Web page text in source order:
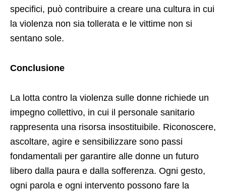
specifici, può contribuire a creare una cultura in cui
la violenza non sia tollerata e le vittime non si
sentano sole.
Conclusione
La lotta contro la violenza sulle donne richiede un
impegno collettivo, in cui il personale sanitario
rappresenta una risorsa insostituibile. Riconoscere,
ascoltare, agire e sensibilizzare sono passi
fondamentali per garantire alle donne un futuro
libero dalla paura e dalla sofferenza. Ogni gesto,
ogni parola e ogni intervento possono fare la